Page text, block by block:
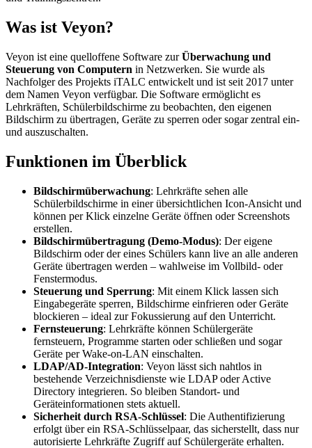
Was ist Veyon?
Veyon ist eine quelloffene Software zurÜberwachung und
Steuerung von Computern in Netzwerken. Sie wurde als
Nachfolger des Projekts iTALC entwickelt und ist seit 2017 unter
dem Namen Veyon verfügbar. Die Software ermöglicht es
Lehrkräften, Schülerbildschirme zu beobachten, den eigenen
Bildschirm zu übertragen, Geräte zu sperren oder sogar zentral ein-
und auszuschalten.
Funktionen im Überblick
Bildschirmüberwachung: Lehrkräfte sehen alle
Schülerbildschirme in einer übersichtlichen Icon-Ansicht und
können per Klick einzelne Geräte öffnen oder Screenshots
erstellen.
Bildschirmübertragung (Demo-Modus): Der eigene
Bildschirm oder der eines Schülers kann live an alle anderen
Geräte übertragen werden – wahlweise im Vollbild- oder
Fenstermodus.
Steuerung und Sperrung: Mit einem Klick lassen sich
Eingabegeräte sperren, Bildschirme einfrieren oder Geräte
blockieren – ideal zur Fokussierung auf den Unterricht.
Fernsteuerung: Lehrkräfte können Schülergeräte
fernsteuern, Programme starten oder schließen und sogar
Geräte per Wake-on-LAN einschalten.
LDAP/AD-Integration: Veyon lässt sich nahtlos in
bestehende Verzeichnisdienste wie LDAP oder Active
Directory integrieren. So bleiben Standort- und
Geräteinformationen stets aktuell.
Sicherheit durch RSA-Schlüssel: Die Authentifizierung
erfolgt über ein RSA-Schlüsselpaar, das sicherstellt, dass nur
autorisierte Lehrkräfte Zugriff auf Schülergeräte erhalten.